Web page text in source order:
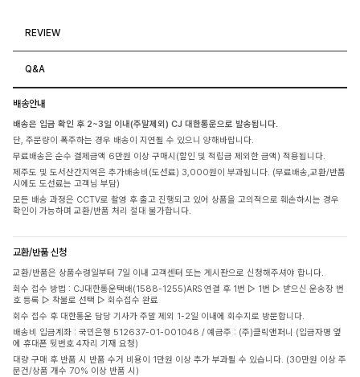
REVIEW
Q&A
배송안내
배송은 입금 확인 후 2~3일 이내(주말제외) CJ 대한통운으로 발송됩니다.
단, 주문량이 폭주하는 경우 배송이 지연될 수 있으니 양해바랍니다.
무료배송은 순수 결제금액 6만원 이상 구매시(할인 및 적립금 제외한 금액) 적용됩니다.
제주도 및 도서산간지역은 추가배송비(도선료) 3,000원이 부과됩니다. (무료배송,교환/반품
시에도 도선료는 고객님 부담)
모든 배송 과정은 CCTV로 촬영 후 출고 진행되고 있어 상품을 고의적으로 훼손하시는 경우
확인이 가능하며 교환/반품 처리 절대 불가합니다.
교환/반품 신청
교환/반품은 상품수령일부터 7일 이내 고객센터 또는 게시판으로 신청해주셔야 합니다.
회수 접수 방법 : CJ대한통운택배(1588-1255)ARS 연결 후 1번 ▷ 1번 ▷ 받으신 운송장 번
호 등록 ▷ 착불로 선택 ▷ 회수접수 완료
회수 접수 후 대한통운 담당 기사가 주말 제외 1-2일 이내에 회수지로 방문합니다.
배송비 입금계좌 : 국민은행 512637-01-001048 / 예금주 : (주)클릭앤퍼니 (입금자명 옆
에 휴대폰 뒷번호 4자리 기재 요청)
대량 구매 후 반품 시 반품 수거 비용이 1만원 이상 추가 부과될 수 있습니다. (30만원 이상 주
문건/상품 개수 70% 이상 반품 시)